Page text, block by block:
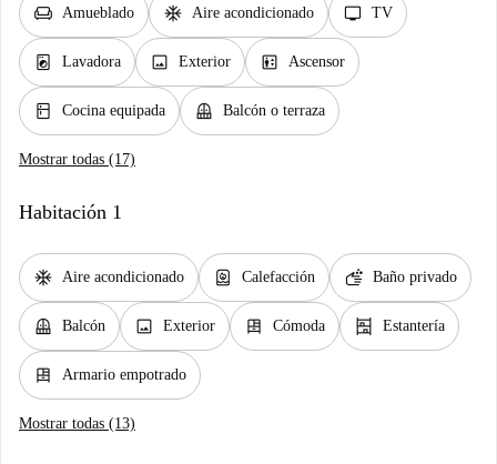
chair Amueblado ac_unit Aire acondicionado tv TV
local_laundry_service Lavadora image Exterior elevator Ascensor
kitchen Cocina equipada balcony Balcón o terraza
Mostrar todas (17)
Habitación 1
ac_unit Aire acondicionado water_heater Calefacción soap Baño privado
balcony Balcón image Exterior dresser Cómoda shelves Estantería
dresser Armario empotrado
Mostrar todas (13)